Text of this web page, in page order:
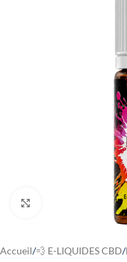
Cliquez pour agrandir
Accueil/💨 E-LIQUIDES CBD/